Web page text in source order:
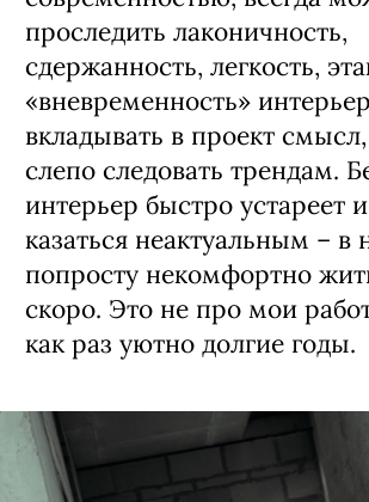
проследить лаконичность,
сдержанность, легкость,
«вневременность»
вкладывать в проект
слепо следовать трендам.
интерьер быстро устареет
казаться неактуальным – в
попросту некомфортно
скоро. Это не про мои
как раз уютно долгие годы.